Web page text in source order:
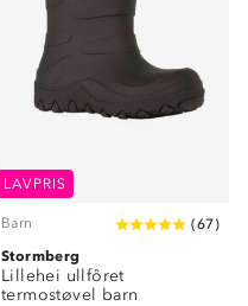
LAVPRIS
Barn (67)
Stormberg
Lillehei ullfôret
termostøvel barn